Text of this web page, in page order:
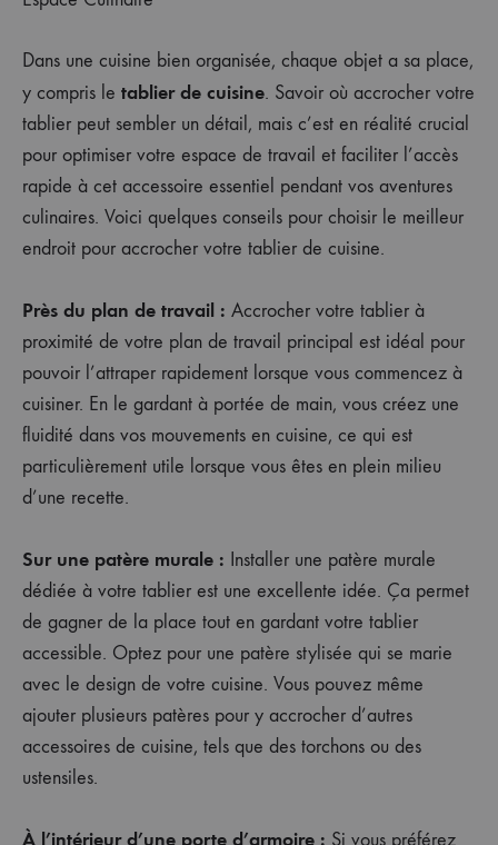
Dans une cuisine bien organisée, chaque objet a sa place,
y compris le tablier de cuisine. Savoir où accrocher votre
tablier peut sembler un détail, mais c’est en réalité crucial
pour optimiser votre espace de travail et faciliter l’accès
rapide à cet accessoire essentiel pendant vos aventures
culinaires. Voici quelques conseils pour choisir le meilleur
endroit pour accrocher votre tablier de cuisine.
Près du plan de travail : Accrocher votre tablier à
proximité de votre plan de travail principal est idéal pour
pouvoir l’attraper rapidement lorsque vous commencez à
cuisiner. En le gardant à portée de main, vous créez une
fluidité dans vos mouvements en cuisine, ce qui est
particulièrement utile lorsque vous êtes en plein milieu
d’une recette.
Sur une patère murale : Installer une patère murale
dédiée à votre tablier est une excellente idée. Ça permet
de gagner de la place tout en gardant votre tablier
accessible. Optez pour une patère stylisée qui se marie
avec le design de votre cuisine. Vous pouvez même
ajouter plusieurs patères pour y accrocher d’autres
accessoires de cuisine, tels que des torchons ou des
ustensiles.
À l’intérieur d’une porte d’armoire : Si vous préférez